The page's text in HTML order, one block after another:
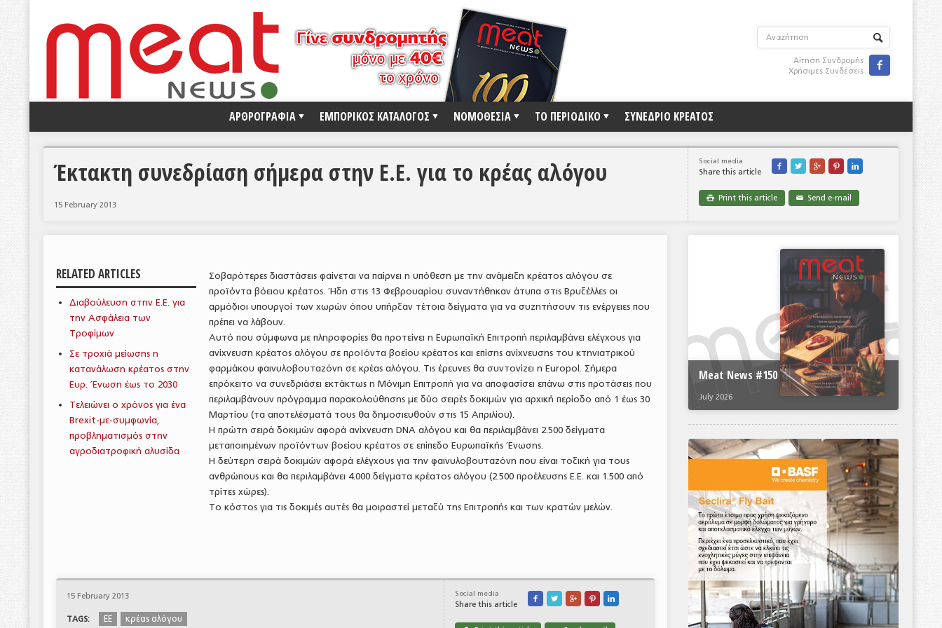
Αίτηση Συνδρομής
Χρήσιμες Συνδέσεις

ΑΡΘΡΟΓΡΑΦΙΑ ΕΜΠΟΡΙΚΟΣ ΚΑΤΑΛΟΓΟΣ ΝΟΜΟΘΕΣΙΑ ΤΟ ΠΕΡΙΟΔΙΚΟ ΣΥΝΕΔΡΙΟ ΚΡΕΑΤΟΣ
Social media
Share this article
    
 Print this article ✉ Send e-mail
Έκτακτη συνεδρίαση σήμερα στην Ε.Ε. για το κρέας αλόγου
15 February 2013
RELATED ARTICLES
Διαβούλευση στην Ε.Ε. για
την Ασφάλεια των
Τροφίμων
Σε τροχιά μείωσης η
κατανάλωση κρέατος στην
Ευρ. Ένωση έως το 2030
Τελειώνει ο χρόνος για ένα
Brexit-με-συμφωνία,
προβληματισμός στην
αγροδιατροφική αλυσίδα
Σοβαρότερες διαστάσεις φαίνεται να παίρνει η υπόθεση με την ανάμειξη κρέατος αλόγου σε
προϊόντα βόειου κρέατος. Ήδη στις 13 Φεβρουαρίου συναντήθηκαν άτυπα στις Βρυξέλλες οι
αρμόδιοι υπουργοί των χωρών όπου υπήρξαν τέτοια δείγματα για να συζητήσουν τις ενέργειες που
πρέπει να λάβουν.
Αυτό που σύμφωνα με πληροφορίες θα προτείνει η Ευρωπαϊκή Επιτροπή περιλαμβάνει ελέγχους για
ανίχνευση κρέατος αλόγου σε προϊόντα βοείου κρέατος και επίσης ανίχνευσης του κτηνιατρικού
φαρμάκου φαινυλοβουταζόνη σε κρέας αλόγου. Τις έρευνες θα συντονίζει η Europol. Σήμερα
επρόκειτο να συνεδριάσει εκτάκτως η Μόνιμη Επιτροπή για να αποφασίσει επάνω στις προτάσεις που
περιλαμβάνουν πρόγραμμα παρακολούθησης με δύο σειρές δοκιμών για αρχική περίοδο από 1 έως 30
Μαρτίου (τα αποτελέσματά τους θα δημοσιευθούν στις 15 Απριλίου).
Η πρώτη σειρά δοκιμών αφορά ανίχνευση DNA αλόγου και θα περιλαμβάνει 2.500 δείγματα
μεταποιημένων προϊόντων βοείου κρέατος σε επίπεδο Ευρωπαϊκής Ένωσης.
Η δεύτερη σειρά δοκιμών αφορά ελέγχους για την φαινυλοβουταζόνη που είναι τοξική για τους
ανθρώπους και θα περιλαμβάνει 4.000 δείγματα κρέατος αλόγου (2.500 προέλευσης Ε.Ε. και 1.500 από
τρίτες χώρες).
Το κόστος για τις δοκιμές αυτές θα μοιραστεί μεταξύ της Επιτροπής και των κρατών μελών.
Social media
Share this article
    
15 February 2013
TAGS: ΕΕ κρέας αλόγου
Meat News #150
July 2026